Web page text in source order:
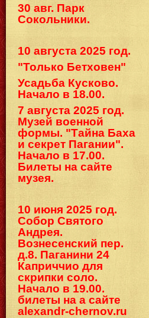
30 авг. Парк
Сокольники.
10 августа 2025 год.
"Только Бетховен"
Усадьба Кусково.
Начало в 18.00.
7 августа 2025 год.
Музей военной
формы. "Тайна Баха
и секрет Пагании".
Начало в 17.00.
Билеты на сайте
музея.
10 июня 2025 год.
Собор Святого
Андрея.
Вознесенский пер.
д.8. Паганини 24
Каприччио для
скрипки соло.
Начало в 19.00.
билеты на а сайте
alexandr-chernov.ru